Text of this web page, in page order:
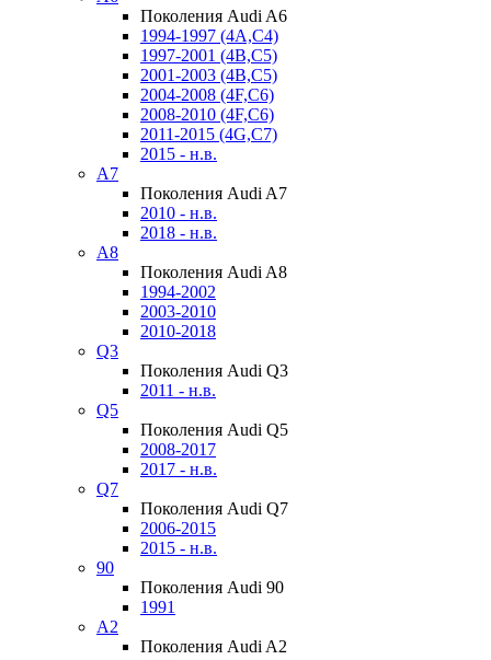
Поколения Audi A6
1994-1997 (4A,C4)
1997-2001 (4B,C5)
2001-2003 (4B,C5)
2004-2008 (4F,C6)
2008-2010 (4F,C6)
2011-2015 (4G,C7)
2015 - н.в.
A7
Поколения Audi A7
2010 - н.в.
2018 - н.в.
A8
Поколения Audi A8
1994-2002
2003-2010
2010-2018
Q3
Поколения Audi Q3
2011 - н.в.
Q5
Поколения Audi Q5
2008-2017
2017 - н.в.
Q7
Поколения Audi Q7
2006-2015
2015 - н.в.
90
Поколения Audi 90
1991
A2
Поколения Audi A2